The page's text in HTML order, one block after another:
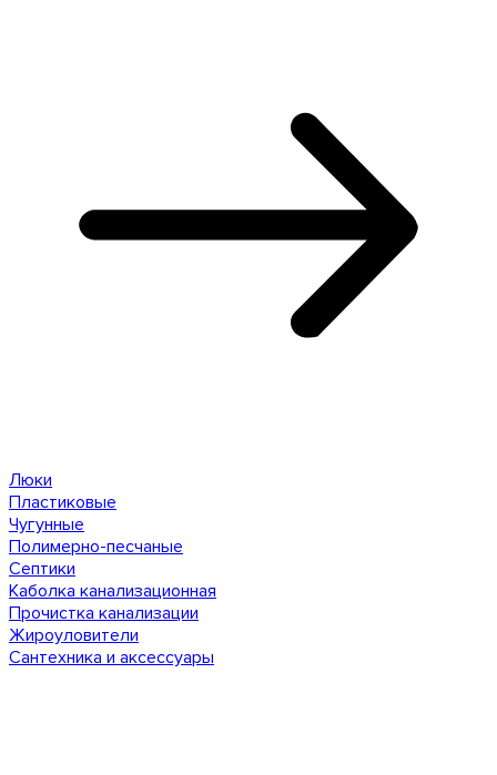
Люки
Пластиковые
Чугунные
Полимерно-песчаные
Септики
Каболка канализационная
Прочистка канализации
Жироуловители
Сантехника и аксессуары